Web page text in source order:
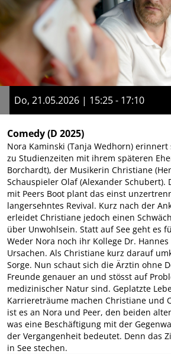
Do, 21.05.2026 | 15:25 - 17:10
Comedy(D 2025)
Nora Kaminski (Tanja Wedhorn)
zu Studienzeiten mit ihrem späteren
Borchardt), der Musikerin Christiane
Schauspieler Olaf (Alexander Schubert).
mit Peers Boot plant das einst
langersehntes Revival. Kurz nach der
erleidet Christiane jedoch einen
über Unwohlsein. Statt auf See geht es
Weder Nora noch ihr Kollege Dr.
Ursachen. Als Christiane kurz darauf
Sorge. Nun schaut sich die Ärztin ohne
Freunde genauer an und stösst auf
medizinischer Natur sind. Geplatzte
Karriereträume machen Christiane und
ist es an Nora und Peer, den beiden
was eine Beschäftigung mit der
der Vergangenheit bedeutet. Denn das
in See stechen.